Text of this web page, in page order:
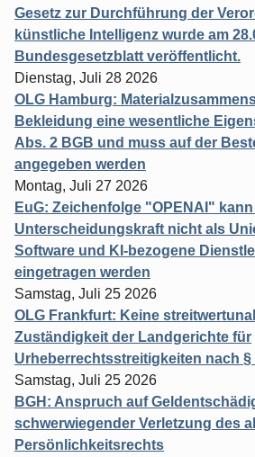
Gesetz zur Durchführung der
künstliche Intelligenz wurde am
Bundesgesetzblatt veröffentlicht.
Dienstag, Juli 28 2026
OLG Hamburg:
Bekleidung eine wesentliche
Abs. 2 BGB und muss auf der
angegeben werden
Montag, Juli 27 2026
EuG: Zeichenfolge "OPENAI"
Unterscheidungskraft nicht als
Software und KI-bezogene
eingetragen werden
Samstag, Juli 25 2026
OLG Frankfurt: Keine
Zuständigkeit der Landgerichte für
Urheberrechtsstreitigkeiten nach §
Samstag, Juli 25 2026
BGH: Anspruch auf
schwerwiegender Verletzung des
Persönlichkeitsrechts